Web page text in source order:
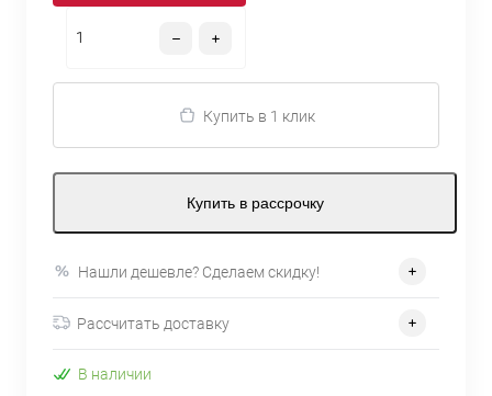
Купить в 1 клик
Купить в рассрочку
Нашли дешевле? Сделаем скидку!
Рассчитать доставку
В наличии